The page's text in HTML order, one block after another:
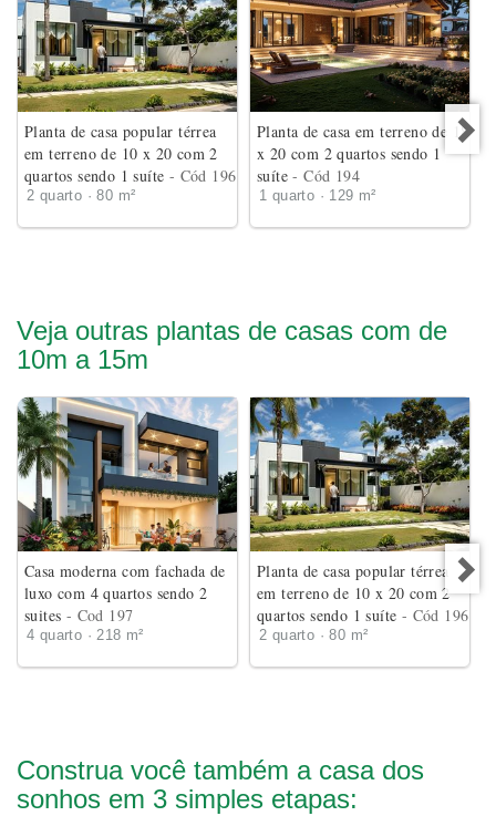
Planta de casa popular térrea
em terreno de 10 x 20 com 2
quartos sendo 1 suíte - Cód 196
2 quarto · 80 m²
Planta de casa em terreno de 18
x 20 com 2 quartos sendo 1
suíte- Cód 194
1 quarto · 129 m²
Veja outras plantas de casas com de
10m a 15m
Casa moderna com fachada de
luxo com 4 quartos sendo 2
suites - Cod 197
4 quarto · 218 m²
Planta de casa popular térrea
em terreno de 10 x 20 com 2
quartos sendo 1 suíte - Cód 196
2 quarto · 80 m²
Construa você também a casa dos
sonhos em 3 simples etapas: